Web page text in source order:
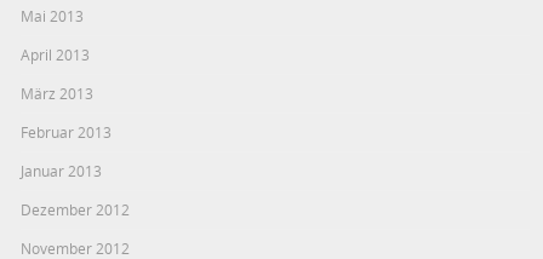
Mai 2013
April 2013
März 2013
Februar 2013
Januar 2013
Dezember 2012
November 2012